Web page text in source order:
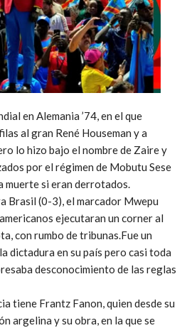
en Alemania ’74, en el que
al gran René Houseman y a
lo hizo bajo el nombre de Zaire y
por el régimen de Mobutu Sese
muerte si eran derrotados.
Brasil (0-3), el marcador Mwepu
ejecutaran un corner al
con rumbo de tribunas.Fue un
dictadura en su país pero casi toda
desconocimiento de las reglas
tiene Frantz Fanon, quien desde su
argelina y su obra, en la que se